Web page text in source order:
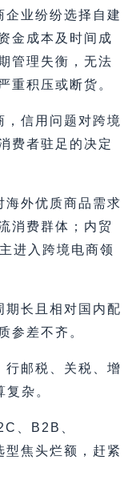
业纷纷选择自建
金成本及时间成
管理失衡，无法
重积压或断货。
信用问题对跨境
费者驻足的决定
海外优质商品需求
消费群体；内贸
进入跨境电商领
期长且相对国内配
参差不齐。
邮税、关税、增
杂。
、B2B、
焦头烂额，赶紧